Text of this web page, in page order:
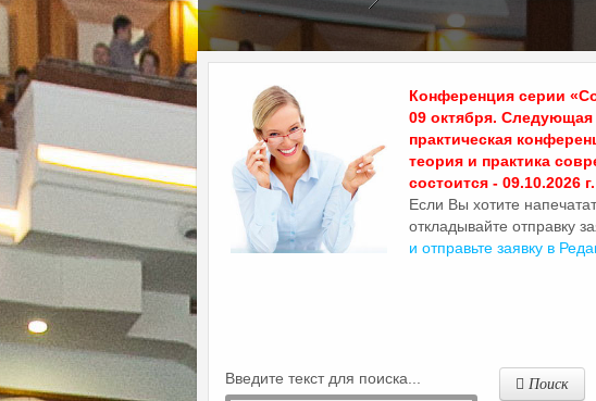
.
Конференция серии
09 октября. Следующая
практическая
теория и практика
состоится - 09.10.2026
Если Вы хотите
откладывайте отправку
и отправьте заявку в
Введите текст для поиска... Поиск